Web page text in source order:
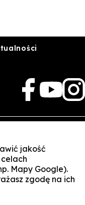
jakość
Mapy Google).
zgodę na ich